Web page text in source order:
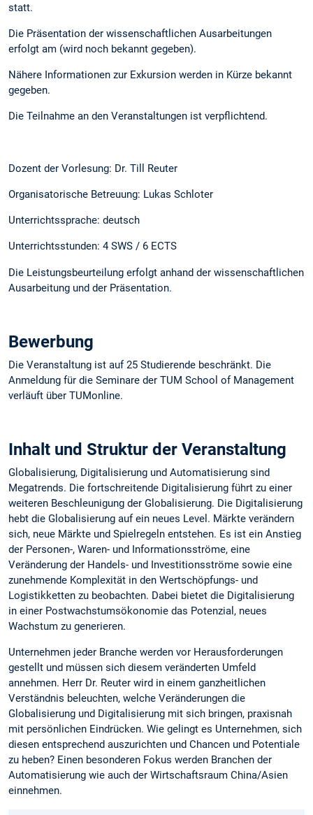
statt.
Die Präsentation der wissenschaftlichen Ausarbeitungen
erfolgt am (wird noch bekannt gegeben).
Nähere Informationen zur Exkursion werden in Kürze bekannt
gegeben.
Die Teilnahme an den Veranstaltungen ist verpflichtend.
Dozent der Vorlesung: Dr. Till Reuter
Organisatorische Betreuung: Lukas Schloter
Unterrichtssprache: deutsch
Unterrichtsstunden: 4 SWS / 6 ECTS
Die Leistungsbeurteilung erfolgt anhand der wissenschaftlichen
Ausarbeitung und der Präsentation.
Bewerbung
Die Veranstaltung ist auf 25 Studierende beschränkt. Die
Anmeldung für die Seminare der TUM School of Management
verläuft über TUMonline.
Inhalt und Struktur der Veranstaltung
Globalisierung, Digitalisierung und Automatisierung sind
Megatrends. Die fortschreitende Digitalisierung führt zu einer
weiteren Beschleunigung der Globalisierung. Die Digitalisierung
hebt die Globalisierung auf ein neues Level. Märkte verändern
sich, neue Märkte und Spielregeln entstehen. Es ist ein Anstieg
der Personen-, Waren- und Informationsströme, eine
Veränderung der Handels- und Investitionsströme sowie eine
zunehmende Komplexität in den Wertschöpfungs- und
Logistikketten zu beobachten. Dabei bietet die Digitalisierung
in einer Postwachstumsökonomie das Potenzial, neues
Wachstum zu generieren.
Unternehmen jeder Branche werden vor Herausforderungen
gestellt und müssen sich diesem veränderten Umfeld
annehmen. Herr Dr. Reuter wird in einem ganzheitlichen
Verständnis beleuchten, welche Veränderungen die
Globalisierung und Digitalisierung mit sich bringen, praxisnah
mit persönlichen Eindrücken. Wie gelingt es Unternehmen, sich
diesen entsprechend auszurichten und Chancen und Potentiale
zu heben? Einen besonderen Fokus werden Branchen der
Automatisierung wie auch der Wirtschaftsraum China/Asien
einnehmen.